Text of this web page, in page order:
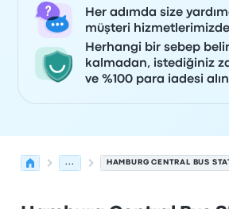
Her adımda size
müşteri
Herhangi bir sebep
kalmadan, istediğiniz
ve %100 para iadesi
... HAMBURG CENTRAL BUS